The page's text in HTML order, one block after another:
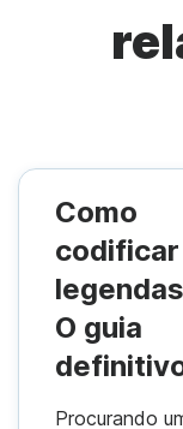
Como
codificar
O guia
Procurando